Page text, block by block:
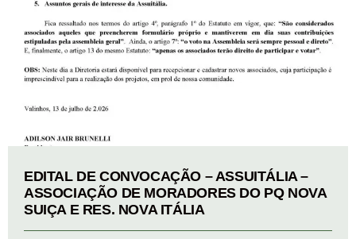
EDITAL DE CONVOCAÇÃO – ASSUITÁLIA –
ASSOCIAÇÃO DE MORADORES DO PQ NOVA
SUIÇA E RES. NOVA ITÁLIA